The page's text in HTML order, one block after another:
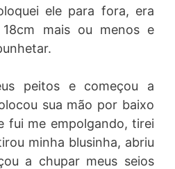
ele para fora, era
mais ou menos e
peitos e começou a
sua mão por baixo
fui me empolgando, tirei
minha blusinha, abriu
a chupar meus seios